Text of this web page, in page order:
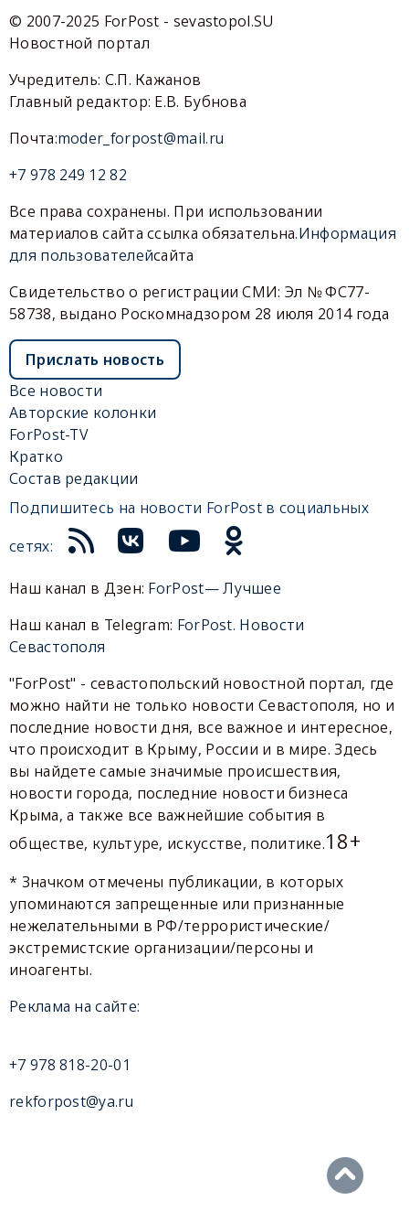
© 2007-2025 ForPost - sevastopol.SU
Новостной портал
Учредитель: С.П. Кажанов
Главный редактор: Е.В. Бубнова
Почта:moder_forpost@mail.ru
+7 978 249 12 82
Все права сохранены. При использовании
материалов сайта ссылка обязательна.Информация
для пользователейсайта
Свидетельство о регистрации СМИ: Эл № ФС77-
58738, выдано Роскомнадзором 28 июля 2014 года
Прислать новость
Все новости
Авторские колонки
ForPost-TV
Кратко
Состав редакции
Подпишитесь на новости ForPost в социальных
сетях:
Наш канал в Дзен: ForPost— Лучшее
Наш канал в Telegram: ForPost. Новости
Севастополя
"ForPost" - севастопольский новостной портал, где
можно найти не только новости Севастополя, но и
последние новости дня, все важное и интересное,
что происходит в Крыму, России и в мире. Здесь
вы найдете самые значимые происшествия,
новости города, последние новости бизнеса
Крыма, а также все важнейшие события в
обществе, культуре, искусстве, политике.18+
* Значком отмечены публикации, в которых
упоминаются запрещенные или признанные
нежелательными в РФ/террористические/
экстремистские организации/персоны и
иноагенты.
Реклама на сайте:
+7 978 818-20-01
rekforpost@ya.ru